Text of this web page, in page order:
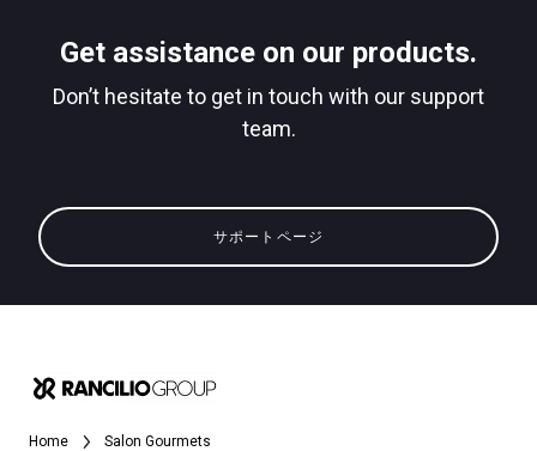
Get assistance on our products.
Don’t hesitate to get in touch with our support
team.
サポートページ
Home Salon Gourmets
プライバシーポリシー